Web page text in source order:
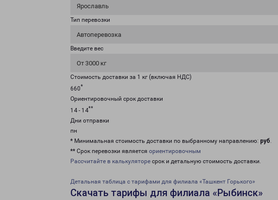
Ярославль
Тип перевозки
Автоперевозка
Введите вес
От 3000 кг
Стоимость доставки за 1 кг (включая НДС)
660*
Ориентировочный срок доставки
14 - 14**
Дни отправки
пн
* Минимальная стоимость доставки по выбранному направлению: руб.
** Срок перевозки является ориентировочным
Рассчитайте в калькуляторе срок и детальную стоимость доставки.
Детальная таблица с тарифами для филиала «Ташкент Горького»
Скачать тарифы для филиала «Рыбинск»